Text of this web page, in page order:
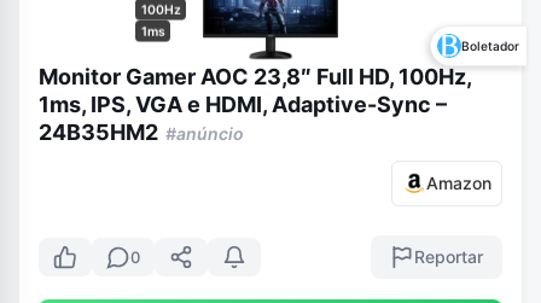
100Hz
1ms
Boletador
Monitor Gamer AOC 23,8″ Full HD, 100Hz,
1ms, IPS, VGA e HDMI, Adaptive-Sync –
24B35HM2 #anúncio
Amazon
0 Reportar